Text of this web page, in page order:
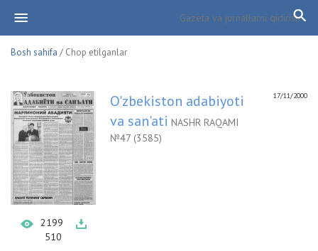
Bosh sahifa / Chop etilganlar
2199
510
17/11/2000
O'zbekiston adabiyoti
va san'ati NASHR RAQAMI
№47 (3585)